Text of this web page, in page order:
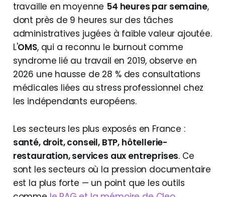
travaille en moyenne 54 heures par semaine,
dont près de 9 heures sur des tâches
administratives jugées à faible valeur ajoutée.
L'OMS, qui a reconnu le burnout comme
syndrome lié au travail en 2019, observe en
2026 une hausse de 28 % des consultations
médicales liées au stress professionnel chez
les indépendants européens.
Les secteurs les plus exposés en France :
santé, droit, conseil, BTP, hôtellerie-
restauration, services aux entreprises. Ce
sont les secteurs où la pression documentaire
est la plus forte — un point que les outils